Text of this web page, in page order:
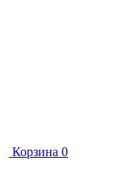
Корзина 0